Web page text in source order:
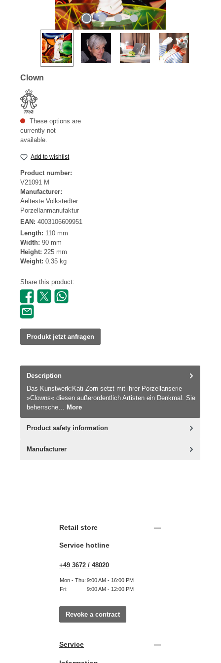
Clown
These options are
currently not
available.
Add to wishlist
Product number:
V21091 M
Manufacturer:
Aelteste Volkstedter
Porzellanmanufaktur
EAN: 4003106609951
Length: 110 mm
Width: 90 mm
Height: 225 mm
Weight: 0.35 kg
Share this product:
Produkt jetzt anfragen
Description
Das Kunstwerk:Kati Zorn setzt mit ihrer Porzellanserie
»Clowns« diesen außerordentlich Artisten ein Denkmal. Sie
beherrsche… More
Product safety information
Manufacturer
Retail store
Service hotline
+49 3672 / 48020
Mon - Thu: 9:00 AM - 16:00 PM
Fri:
9:00 AM - 12:00 PM
Revoke a contract
Service